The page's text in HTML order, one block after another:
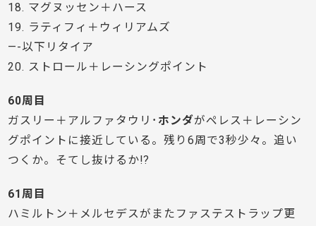
18. マグヌッセン＋ハース
19. ラティフィ＋ウィリアムズ
—-以下リタイア
20. ストロール＋レーシングポイント
60周目
ガスリー＋アルファタウリ･ ホンダがペレス＋レーシン
グポイントに接近している。残り6周で3秒少々。追い
つくか。そてし抜けるか!?
61周目
ハミルトン＋メルセデスがまたファステストラップ更